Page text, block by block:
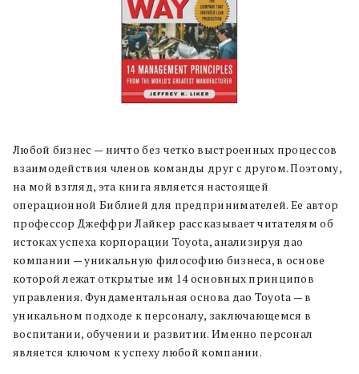
Любой бизнес — ничто без четко выстроенных процессов
взаимодействия членов команды друг с другом. Поэтому,
на мой взгляд, эта книга является настоящей
операционной Библией для предпринимателей. Ее автор
профессор Джеффри Лайкер рассказывает читателям об
истоках успеха корпорации Toyota, анализируя дао
компании — уникальную философию бизнеса, в основе
которой лежат открытые им 14 основных принципов
управления. Фундаментальная основа дао Toyota — в
уникальном подходе к персоналу, заключающемся в
воспитании, обучении и развитии. Именно персонал
является ключом к успеху любой компании.